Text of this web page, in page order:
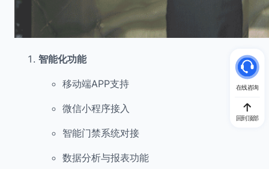
智能化功能
移动端APP支持
微信小程序接入
智能门禁系统对接
数据分析与报表功能
在线咨询
回到顶部